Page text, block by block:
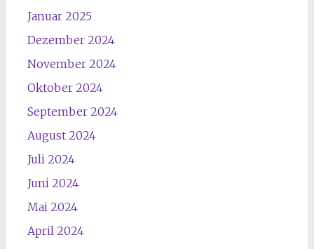
Januar 2025
Dezember 2024
November 2024
Oktober 2024
September 2024
August 2024
Juli 2024
Juni 2024
Mai 2024
April 2024